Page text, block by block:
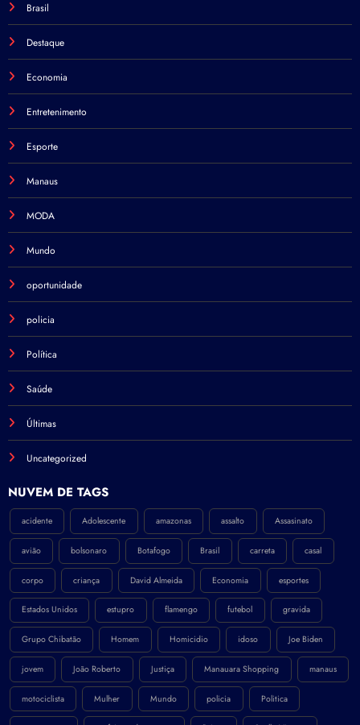
Brasil
Destaque
Economia
Entretenimento
Esporte
Manaus
MODA
Mundo
oportunidade
policia
Política
Saúde
Últimas
Uncategorized
NÚVEM DE TAGS
acidente Adolescente amazonas assalto Assasinato
avião bolsonaro Botafogo Brasil carreta casal
corpo criança David Almeida Economia esportes
Estados Unidos estupro flamengo futebol gravida
Grupo Chibatão Homem Homicidio idoso Joe Biden
jovem João Roberto Justiça Manauara Shopping manaus
motociclista Mulher Mundo policia Politica